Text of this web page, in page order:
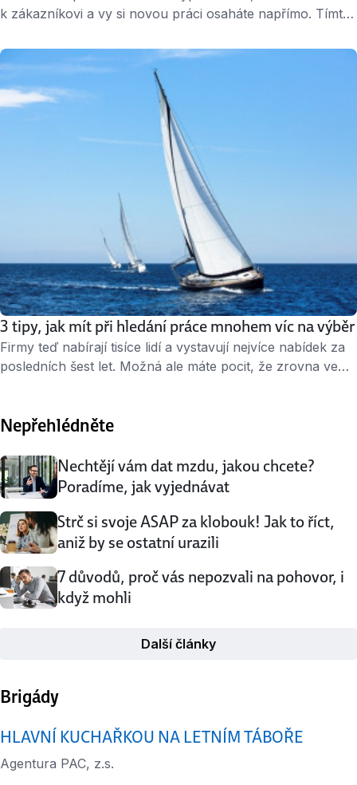
k zákazníkovi a vy si novou práci osaháte napřímo. Tímto
Zrovna teď hledá několik vývojářů do Plzně a PLC
programátora, kterého bude vysílat do různých zemí.
„Hledáme zkušené lidi s alespoň pětiletou praxí,“ říká Lena
Vajdová, HR manažerka Konplanu. Kromě …
3 tipy, jak mít při hledání práce mnohem víc na výběr
Firmy teď nabírají tisíce lidí a vystavují nejvíce nabídek za
posledních šest let. Možná ale máte pocit, že zrovna ve
kteří (se) změnili Nejspíš už jste slyšeli nebo četli příběhy
Nepřehlédněte
Nechtějí vám dat mzdu, jakou chcete?
Poradíme, jak vyjednávat
Strč si svoje ASAP za klobouk! Jak to říct,
aniž by se ostatní urazili
7 důvodů, proč vás nepozvali na pohovor, i
když mohli
Další články
Brigády
HLAVNÍ KUCHAŘKOU NA LETNÍM TÁBOŘE
Agentura PAC, z.s.